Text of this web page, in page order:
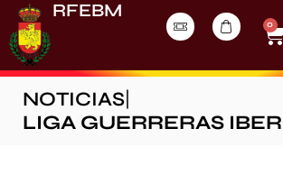
RFEBM
0
NOTICIAS
LIGA GUERRERAS